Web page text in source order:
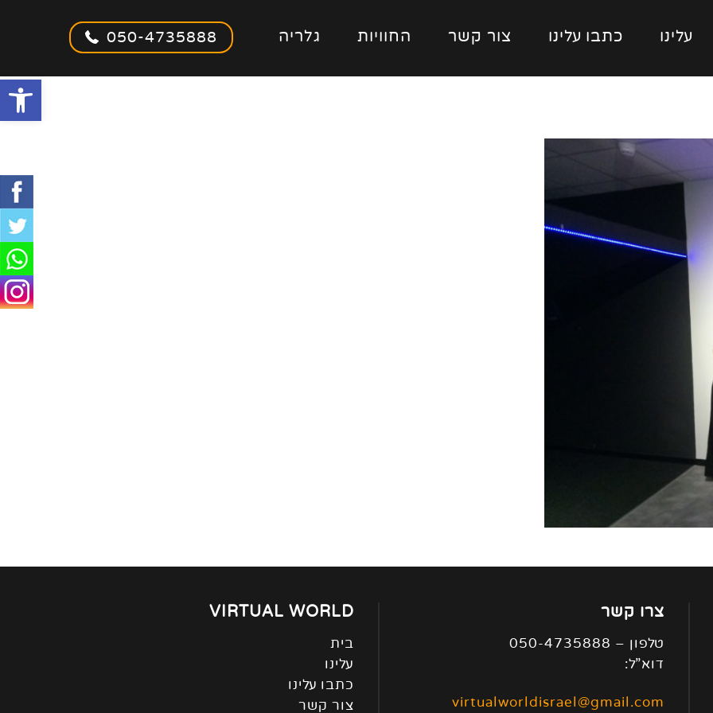
עלינו כתבו עלינו צור קשר החוויות גלריה 050-4735888
VIRTUAL WORLD
בית
עלינו
כתבו עלינו
צור קשר
צרו קשר
טלפון – 050-4735888
דוא”ל:
virtualworldisrael@gmail.com